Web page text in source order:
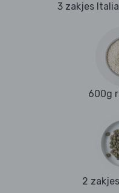
3 zakjes
600g
2